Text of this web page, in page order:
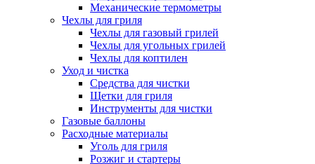
Механические термометры
Чехлы для гриля
Чехлы для газовый грилей
Чехлы для угольных грилей
Чехлы для коптилен
Уход и чистка
Средства для чистки
Щетки для гриля
Инструменты для чистки
Газовые баллоны
Расходные материалы
Уголь для гриля
Розжиг и стартеры